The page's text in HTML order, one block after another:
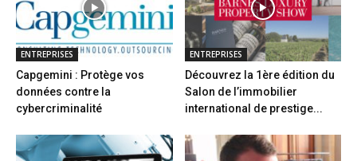
ENTREPRISES
Capgemini : Protège vos
données contre la
cybercriminalité
ENTREPRISES
Découvrez la 1ère édition du
Salon de l’immobilier
international de prestige...